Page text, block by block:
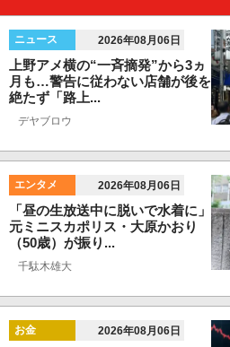
ニュース 2026年08月06日
上野アメ横の“一斉摘発”から3ヵ
月も…警告に従わない店舗が後を
絶たず「路上...
デヤブロウ
エンタメ 2026年08月06日
「昼の生放送中に脱いで水着に」
元ミニスカポリス・大原かおり
（50歳）が振り...
千駄木雄大
お金 2026年08月06日